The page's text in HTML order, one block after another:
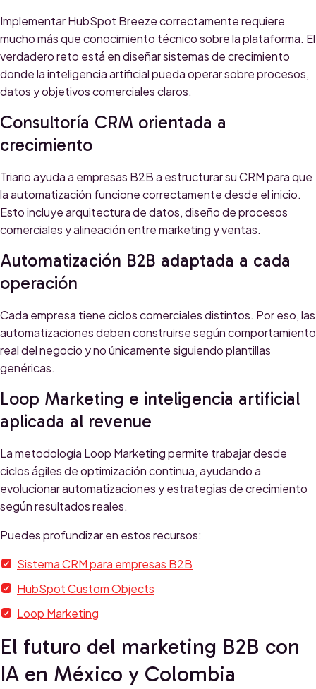
Implementar HubSpot Breeze correctamente requiere
mucho más que conocimiento técnico sobre la plataforma. El
verdadero reto está en diseñar sistemas de crecimiento
donde la inteligencia artificial pueda operar sobre procesos,
datos y objetivos comerciales claros.
Consultoría CRM orientada a
crecimiento
Triario ayuda a empresas B2B a estructurar su CRM para que
la automatización funcione correctamente desde el inicio.
Esto incluye arquitectura de datos, diseño de procesos
comerciales y alineación entre marketing y ventas.
Automatización B2B adaptada a cada
operación
Cada empresa tiene ciclos comerciales distintos. Por eso, las
automatizaciones deben construirse según comportamiento
real del negocio y no únicamente siguiendo plantillas
genéricas.
Loop Marketing e inteligencia artificial
aplicada al revenue
La metodología Loop Marketing permite trabajar desde
ciclos ágiles de optimización continua, ayudando a
evolucionar automatizaciones y estrategias de crecimiento
según resultados reales.
Puedes profundizar en estos recursos:
Sistema CRM para empresas B2B
HubSpot Custom Objects
Loop Marketing
El futuro del marketing B2B con
IA en México y Colombia